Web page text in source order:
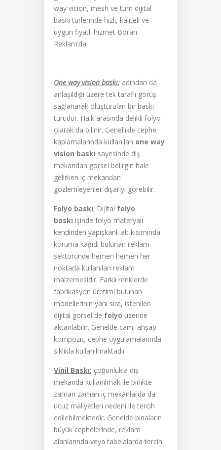
way vision, mesh ve tüm dijital
baskı türlerinde hızlı, kaliteli ve
uygun fiyatlı hizmet Boran
Reklam’da.
One way vision baskı; adından da
anlaşıldığı üzere tek taraflı görüş
sağlanarak oluşturulan bir baskı
türüdür. Halk arasında delikli folyo
olarak da bilinir. Genellikle cephe
kaplamalarında kullanılan one way
vision baskı sayesinde dış
mekandan görsel belirgin hale
gelirken iç mekandan
gözlemleyenler dışarıyı görebilir.
Folyo baskı; Dijital folyo
baskı işinde folyo materyali
kendinden yapışkanlı alt kısımında
koruma kağıdı bulunan reklam
sektöründe hemen hemen her
noktada kullanılan reklam
malzemesidir. Farklı renklerde
fabrikasyon üretimi bulunan
modellerinin yanı sıra, istenilen
dijital görsel de folyo üzerine
aktarılabilir. Genelde cam, ahşap
kompozit, cephe uygulamalarında
sıklıkla kullanılmaktadır.
Vinil Baskı; çoğunlukla dış
mekanda kullanılmak ile birlikte
zaman zaman iç mekanlarda da
ucuz maliyetleri nedeni ile tercih
edilebilmektedir. Genelde binaların
büyük cephelerinde, reklam
alanlarında veya tabelalarda tercih